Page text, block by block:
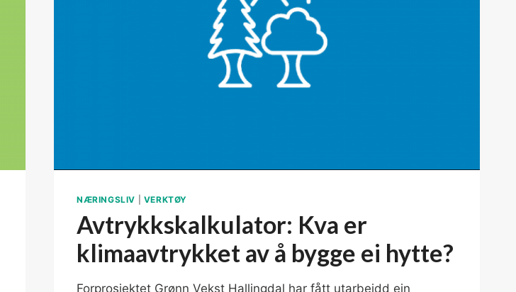
NÆRINGSLIV VERKTØY
Avtrykkskalkulator: Kva er
klimaavtrykket av å bygge ei hytte?
Forprosjektet Grønn Vekst Hallingdal har fått utarbeidd ein